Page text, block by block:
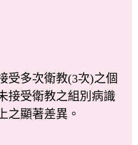
多次衛教(3次)之個
接受衛教之組別病識
之顯著差異。